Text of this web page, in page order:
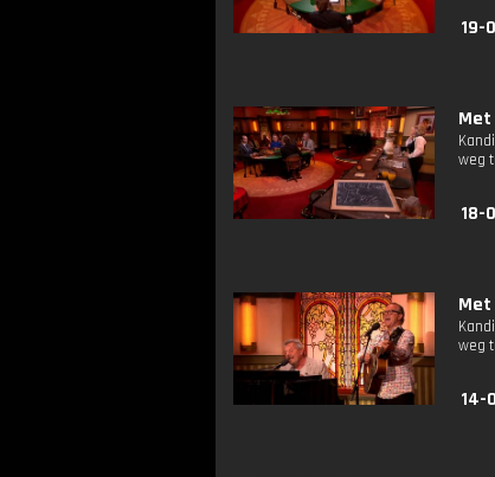
19-
weg
18-
weg
14-